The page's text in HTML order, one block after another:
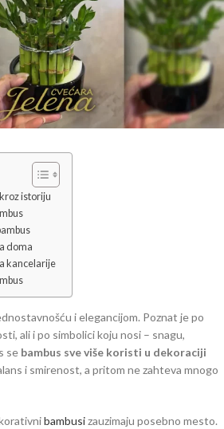
istoriju
doma
kancelarije
i elegancijom. Poznat je po
ali i po simbolici koju nosi – snagu,
se bambus sve više koristi u dekoraciji
i smirenost, a pritom ne zahteva mnogo
bambusizauzimaju posebno mesto.